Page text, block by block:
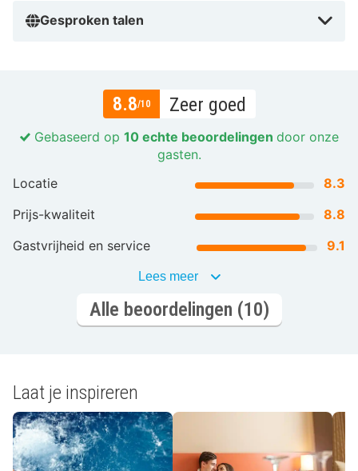
Gesproken talen
8.8/10 Zeer goed
Gebaseerd op 10 echte beoordelingen door onze
gasten.
Locatie
8.3
Prijs-kwaliteit
8.8
Gastvrijheid en service
9.1
Lees meer
Alle beoordelingen (10)
Laat je inspireren